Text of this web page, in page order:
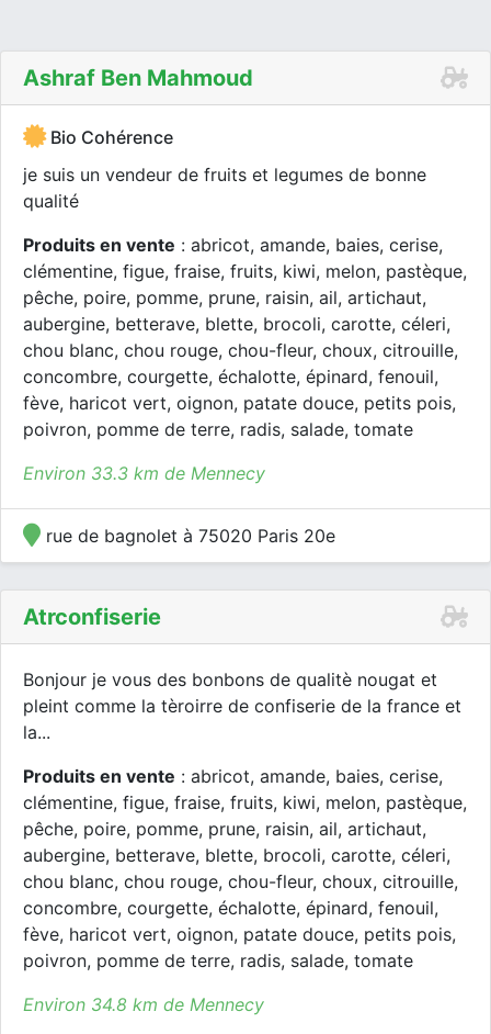
Ashraf Ben Mahmoud
Bio Cohérence
je suis un vendeur de fruits et legumes de bonne
qualité
Produits en vente : abricot, amande, baies, cerise,
clémentine, figue, fraise, fruits, kiwi, melon, pastèque,
pêche, poire, pomme, prune, raisin, ail, artichaut,
aubergine, betterave, blette, brocoli, carotte, céleri,
chou blanc, chou rouge, chou-fleur, choux, citrouille,
concombre, courgette, échalotte, épinard, fenouil,
fève, haricot vert, oignon, patate douce, petits pois,
poivron, pomme de terre, radis, salade, tomate
Environ 33.3 km de Mennecy
rue de bagnolet à 75020 Paris 20e
Atrconfiserie
Bonjour je vous des bonbons de qualitè nougat et
pleint comme la tèroirre de confiserie de la france et
la...
Produits en vente : abricot, amande, baies, cerise,
clémentine, figue, fraise, fruits, kiwi, melon, pastèque,
pêche, poire, pomme, prune, raisin, ail, artichaut,
aubergine, betterave, blette, brocoli, carotte, céleri,
chou blanc, chou rouge, chou-fleur, choux, citrouille,
concombre, courgette, échalotte, épinard, fenouil,
fève, haricot vert, oignon, patate douce, petits pois,
poivron, pomme de terre, radis, salade, tomate
Environ 34.8 km de Mennecy